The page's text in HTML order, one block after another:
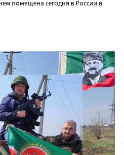
помещена сегодня в России в